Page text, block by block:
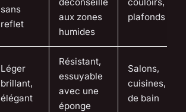
sans
reflet
aux zones
humides
plafonds
Léger
brillant,
élégant
Résistant,
essuyable
avec une
éponge
Salons,
cuisines,
de bain